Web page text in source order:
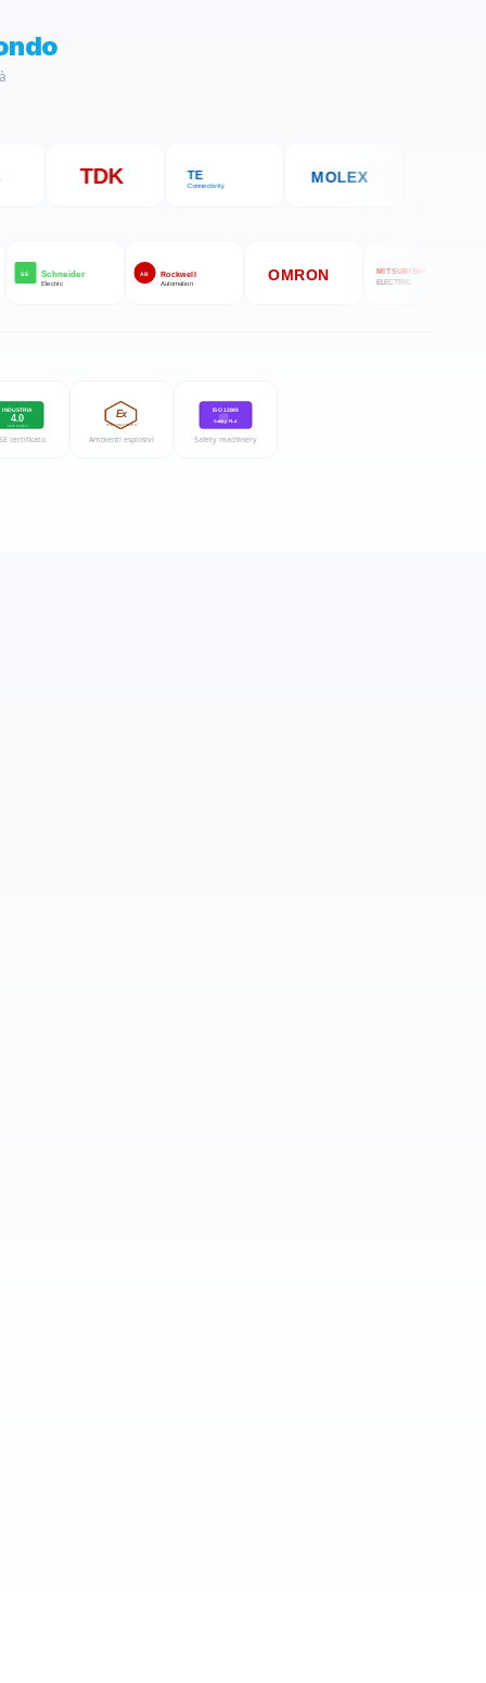
TDK Connectivity
MOLEX
SE Schneider
Electric
AB Rockwell
Automation
OMRON MITSUBISHI
ELECTRIC
INDUSTRIA
4.0
MiSE Certified
certificato
Ex
ATEX 2014/34/EU
Ambienti esplosivi
ISO 13849
Safety PLd
Safety machinery